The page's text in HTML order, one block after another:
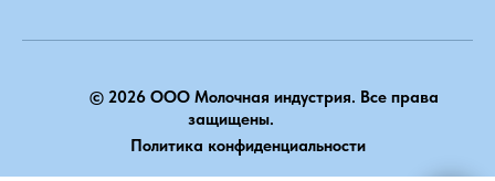
© 2026 ООО Молочная индустрия. Все права
защищены.
Политика конфиденциальности